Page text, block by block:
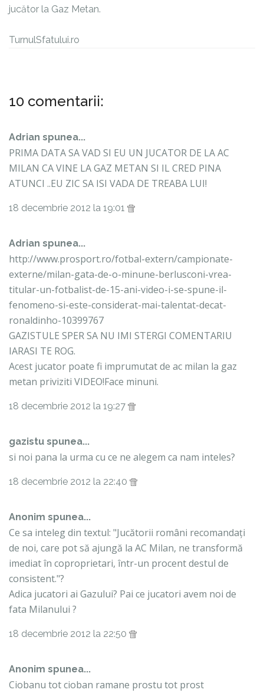
jucător la Gaz Metan.
TurnulSfatului.ro
10 comentarii:
Adrian spunea...
PRIMA DATA SA VAD SI EU UN JUCATOR DE LA AC
MILAN CA VINE LA GAZ METAN SI IL CRED PINA
ATUNCI ..EU ZIC SA ISI VADA DE TREABA LUI!
18 decembrie 2012 la 19:01
Adrian spunea...
http://www.prosport.ro/fotbal-extern/campionate-
externe/milan-gata-de-o-minune-berlusconi-vrea-
titular-un-fotbalist-de-15-ani-video-i-se-spune-il-
fenomeno-si-este-considerat-mai-talentat-decat-
ronaldinho-10399767
GAZISTULE SPER SA NU IMI STERGI COMENTARIU
IARASI TE ROG.
Acest jucator poate fi imprumutat de ac milan la gaz
metan priviziti VIDEO!Face minuni.
18 decembrie 2012 la 19:27
gazistu spunea...
si noi pana la urma cu ce ne alegem ca nam inteles?
18 decembrie 2012 la 22:40
Anonim spunea...
Ce sa inteleg din textul: "Jucătorii români recomandați
de noi, care pot să ajungă la AC Milan, ne transformă
imediat în coproprietari, într-un procent destul de
consistent."?
Adica jucatori ai Gazului? Pai ce jucatori avem noi de
fata Milanului ?
18 decembrie 2012 la 22:50
Anonim spunea...
Ciobanu tot cioban ramane prostu tot prost